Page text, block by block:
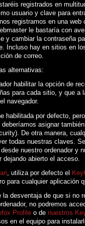
registrados en
usuario y clave para
registramos en una web
le bastaría con
y cambiar la contraseña
Incluso hay en sitios en
de correo.
alternativas:
habilitar la opción de
para cada sitio, y que a
navegador.
habilitada por defecto,
deberíamos asignar
De otra manera,
todas nuestras claves.
nuestro ordenador y
dejando abierto el acceso.
, utiliza por defecto el
para cualquier aplicación
la desventaja de que si no
no podremos
Profile o de nuestros
en el equipo para